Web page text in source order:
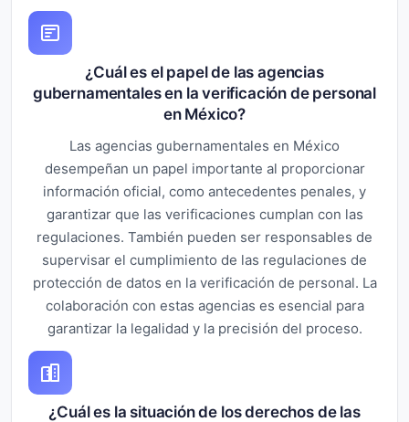
¿Cuál es el papel de las agencias
gubernamentales en la verificación de personal
en México?
Las agencias gubernamentales en México
desempeñan un papel importante al proporcionar
información oficial, como antecedentes penales, y
garantizar que las verificaciones cumplan con las
regulaciones. También pueden ser responsables de
supervisar el cumplimiento de las regulaciones de
protección de datos en la verificación de personal. La
colaboración con estas agencias es esencial para
garantizar la legalidad y la precisión del proceso.
¿Cuál es la situación de los derechos de las